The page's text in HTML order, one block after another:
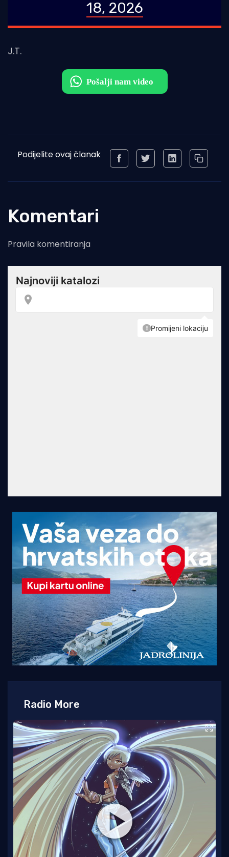
18, 2026
J.T.
Podijelite ovaj članak
Komentari
Pravila komentiranja
Radio More